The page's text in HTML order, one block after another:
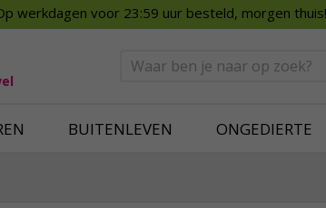
werkdagen voor 23:59 uur besteld, morgen thuis!
BUITENLEVEN ONGEDIERTE
Smart Home
Deurbellen